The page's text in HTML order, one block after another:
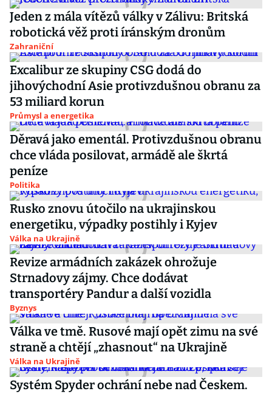
Jeden z mála vítězů války v Zálivu: Britská
robotická věž proti íránským dronům
Zahraniční
Excalibur ze skupiny CSG dodá do
jihovýchodní Asie protivzdušnou obranu za
53 miliard korun
Průmysl a energetika
Děravá jako ementál. Protivzdušnou obranu
chce vláda posilovat, armádě ale škrtá
peníze
Politika
Rusko znovu útočilo na ukrajinskou
energetiku, výpadky postihly i Kyjev
Válka na Ukrajině
Revize armádních zakázek ohrožuje
Strnadovy zájmy. Chce dodávat
transportéry Pandur a další vozidla
Byznys
Válka ve tmě. Rusové mají opět zimu na své
straně a chtějí „zhasnout“ na Ukrajině
Válka na Ukrajině
Systém Spyder ochrání nebe nad Českem.